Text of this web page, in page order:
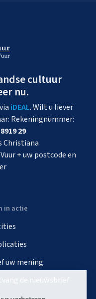
cultuur
nu.
iDEAL. Wilt u liever
Rekeningnummer:
29
Christiana
+ uw postcode en
in actie
uw mening